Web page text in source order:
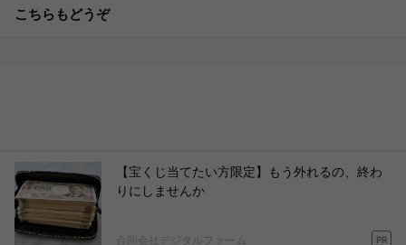
こちらもどうぞ
【宝くじ当てたい方限定】もう外れるの、終わ
りにしませんか
合同会社デジタルファーム PR